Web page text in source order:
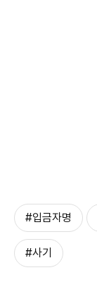
#입금자명
#사기